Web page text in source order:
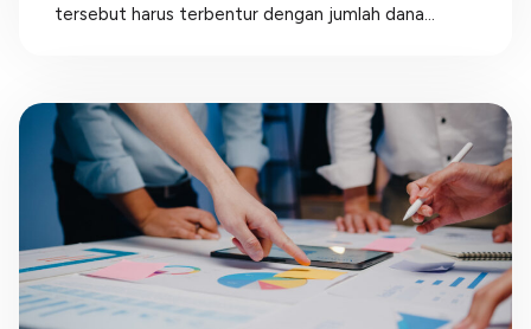
tersebut harus terbentur dengan jumlah dana...